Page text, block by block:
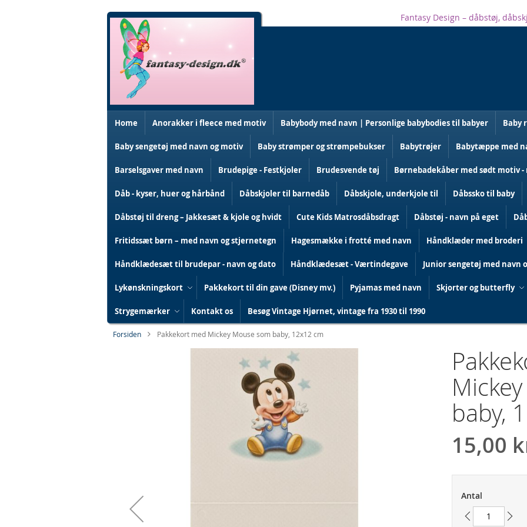
Skip
Content
Fantasy Design – dåbstøj,
Home Anorakker i fleece med motiv Babybody med navn | Personlige babybodies til babyer Baby
Baby sengetøj med navn og motiv Baby strømper og strømpebukser Babytrøjer Babytæppe med
Barselsgaver med navn Brudepige - Festkjoler Brudesvende tøj Børnebadekåber med sødt motiv
Dåb - kyser, huer og hårbånd Dåbskjoler til barnedåb Dåbskjole, underkjole til Dåbssko til baby
Dåbstøj til dreng – Jakkesæt & kjole og hvidt Cute Kids Matrosdåbsdragt Dåbstøj - navn på eget
Fritidssæt børn – med navn og stjernetegn Hagesmække i frotté med navn Håndklæder med broderi
Håndklædesæt til brudepar - navn og dato Håndklædesæt - Værtindegave Junior sengetøj med navn
Lykønskningskort Pakkekort til din gave (Disney mv.) Pyjamas med navn Skjorter og butterfly
Strygemærker Kontakt os Besøg Vintage Hjørnet, vintage fra 1930 til 1990
Forsiden Pakkekort med Mickey Mouse som baby, 12x12 cm
baby,
15,00
Antal